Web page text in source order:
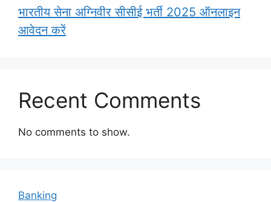
भारतीय सेना अग्निवीर सीसीई भर्ती 2025 ऑनलाइन
आवेदन करें
Recent Comments
No comments to show.
Banking